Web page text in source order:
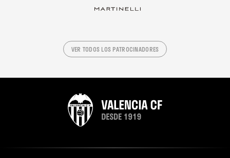
VER TODOS LOS PATROCINADORES